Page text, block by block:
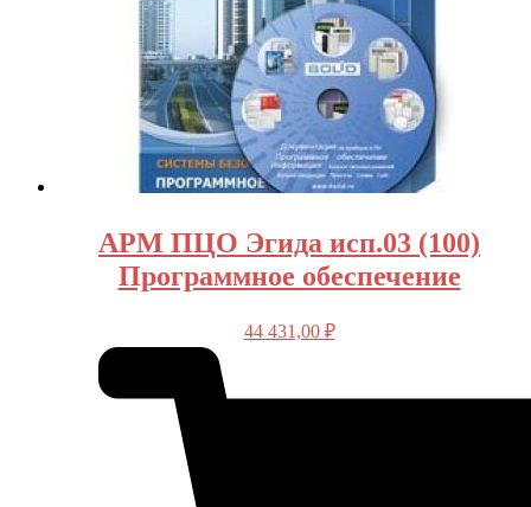
АРМ ПЦО Эгида исп.03 (100)
Программное обеспечение
44 431,00 ₽